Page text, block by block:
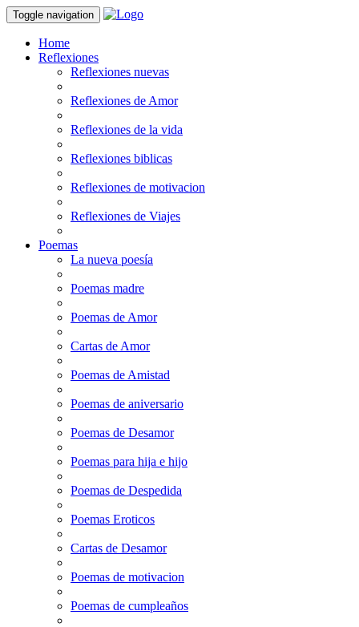
Toggle navigation
Home
Reflexiones
Reflexiones nuevas
Reflexiones de Amor
Reflexiones de la vida
Reflexiones biblicas
Reflexiones de motivacion
Reflexiones de Viajes
Poemas
La nueva poesía
Poemas madre
Poemas de Amor
Cartas de Amor
Poemas de Amistad
Poemas de aniversario
Poemas de Desamor
Poemas para hija e hijo
Poemas de Despedida
Poemas Eroticos
Cartas de Desamor
Poemas de motivacion
Poemas de cumpleaños